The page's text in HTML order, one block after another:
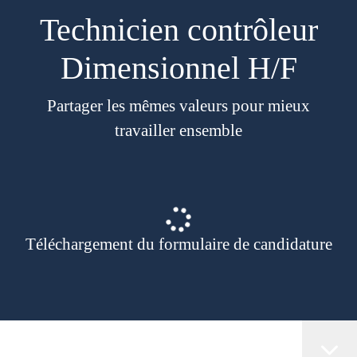
Technicien contrôleur
Dimensionnel H/F
Partager les mêmes valeurs pour mieux
travailler ensemble
Téléchargement du formulaire de candidature